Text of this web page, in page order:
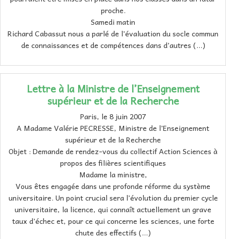
proche.
Samedi matin
Richard Cabassut nous a parlé de l’évaluation du socle commun
de connaissances et de compétences dans d’autres (…)
Lettre à la Ministre de l’Enseignement
supérieur et de la Recherche
Paris, le 8 juin 2007
A Madame Valérie PECRESSE, Ministre de l’Enseignement
supérieur et de la Recherche
Objet : Demande de rendez-vous du collectif Action Sciences à
propos des filières scientifiques
Madame la ministre,
Vous êtes engagée dans une profonde réforme du système
universitaire. Un point crucial sera l’évolution du premier cycle
universitaire, la licence, qui connaît actuellement un grave
taux d’échec et, pour ce qui concerne les sciences, une forte
chute des effectifs (…)